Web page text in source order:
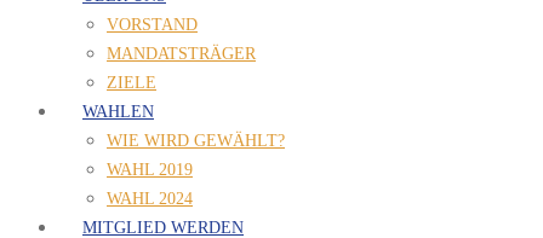
VORSTAND
MANDATSTRÄGER
ZIELE
WAHLEN
WIE WIRD GEWÄHLT?
WAHL 2019
WAHL 2024
MITGLIED WERDEN